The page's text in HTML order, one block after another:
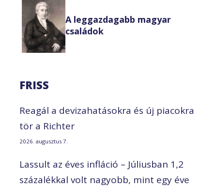
A leggazdagabb magyar
családok
FRISS
Reagál a devizahatásokra és új piacokra
tör a Richter
2026. augusztus 7.
Lassult az éves infláció – Júliusban 1,2
százalékkal volt nagyobb, mint egy éve